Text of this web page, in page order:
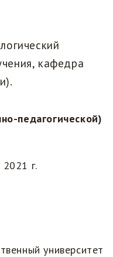
кафедра
педагогической)
2021 г.
университет